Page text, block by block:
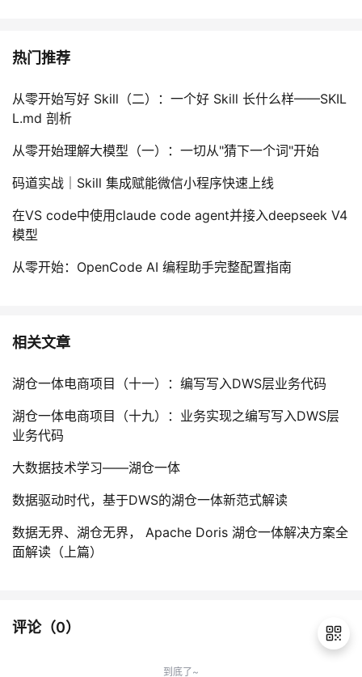
热门推荐
从零开始写好 Skill（二）：一个好 Skill 长什么样——SKIL
L.md 剖析
从零开始理解大模型（一）：一切从"猜下一个词"开始
码道实战｜Skill 集成赋能微信小程序快速上线
在VS code中使用claude code agent并接入deepseek V4
模型
从零开始：OpenCode AI 编程助手完整配置指南
相关文章
湖仓一体电商项目（十一）：编写写入DWS层业务代码
湖仓一体电商项目（十九）：业务实现之编写写入DWS层
业务代码
大数据技术学习——湖仓一体
数据驱动时代，基于DWS的湖仓一体新范式解读
数据无界、湖仓无界， Apache Doris 湖仓一体解决方案全
面解读（上篇）
评论（0）
到底了~